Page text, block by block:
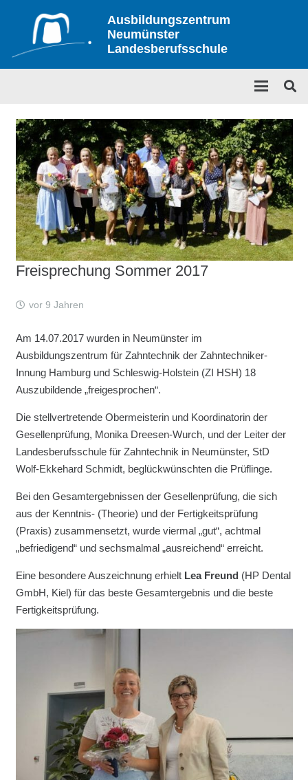
Ausbildungszentrum
Neumünster
Landesberufsschule
Freisprechung Sommer 2017
vor 9 Jahren
Am 14.07.2017 wurden in Neumünster im
Ausbildungszentrum für Zahntechnik der Zahntechniker-
Innung Hamburg und Schleswig-Holstein (ZI HSH) 18
Auszubildende „freigesprochen“.
Die stellvertretende Obermeisterin und Koordinatorin der
Gesellenprüfung, Monika Dreesen-Wurch, und der Leiter der
Landesberufsschule für Zahntechnik in Neumünster, StD
Wolf-Ekkehard Schmidt, beglückwünschten die Prüflinge.
Bei den Gesamtergebnissen der Gesellenprüfung, die sich
aus der Kenntnis- (Theorie) und der Fertigkeitsprüfung
(Praxis) zusammensetzt, wurde viermal „gut“, achtmal
„befriedigend“ und sechsmalmal „ausreichend“ erreicht.
Eine besondere Auszeichnung erhielt Lea Freund (HP Dental
GmbH, Kiel) für das beste Gesamtergebnis und die beste
Fertigkeitsprüfung.